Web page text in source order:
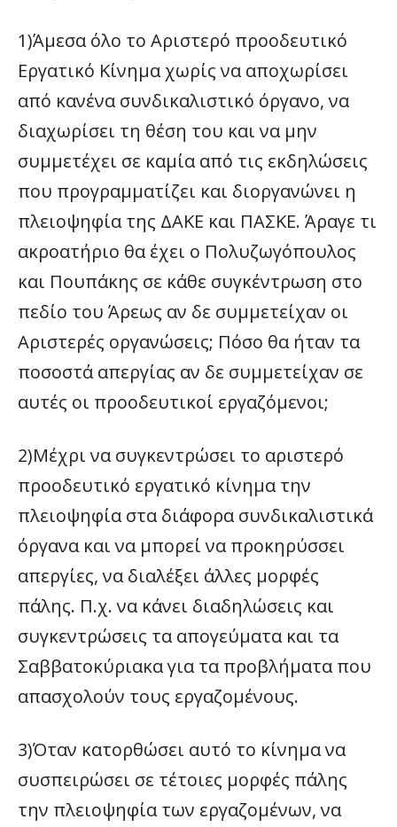
1)Άμεσα όλο το Αριστερό προοδευτικό
Εργατικό Κίνημα χωρίς να αποχωρίσει
από κανένα συνδικαλιστικό όργανο, να
διαχωρίσει τη θέση του και να μην
συμμετέχει σε καμία από τις εκδηλώσεις
που προγραμματίζει και διοργανώνει η
πλειοψηφία της ΔΑΚΕ και ΠΑΣΚΕ. Άραγε τι
ακροατήριο θα έχει ο Πολυζωγόπουλος
και Πουπάκης σε κάθε συγκέντρωση στο
πεδίο του Άρεως αν δε συμμετείχαν οι
Αριστερές οργανώσεις; Πόσο θα ήταν τα
ποσοστά απεργίας αν δε συμμετείχαν σε
αυτές οι προοδευτικοί εργαζόμενοι;
2)Μέχρι να συγκεντρώσει το αριστερό
προοδευτικό εργατικό κίνημα την
πλειοψηφία στα διάφορα συνδικαλιστικά
όργανα και να μπορεί να προκηρύσσει
απεργίες, να διαλέξει άλλες μορφές
πάλης. Π.χ. να κάνει διαδηλώσεις και
συγκεντρώσεις τα απογεύματα και τα
Σαββατοκύριακα για τα προβλήματα που
απασχολούν τους εργαζομένους.
3)Όταν κατορθώσει αυτό το κίνημα να
συσπειρώσει σε τέτοιες μορφές πάλης
την πλειοψηφία των εργαζομένων, να